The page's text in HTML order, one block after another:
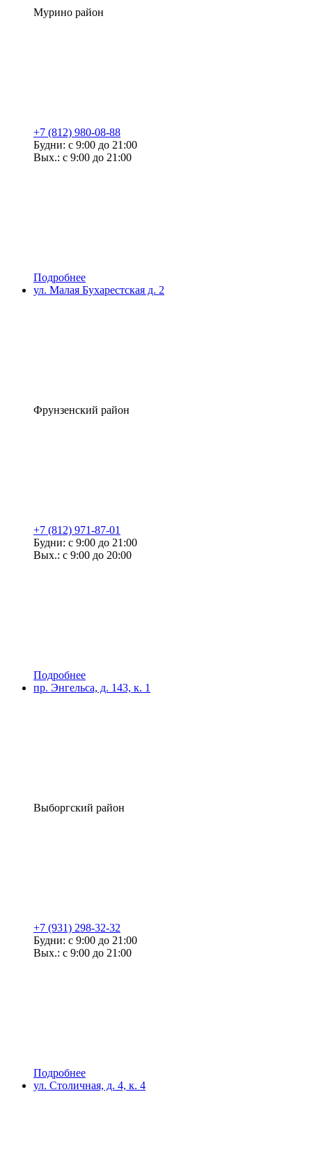
Мурино район
+7 (812) 980-08-88
Будни: с 9:00 до 21:00
Вых.: с 9:00 до 21:00
Подробнее
ул. Малая Бухарестская д. 2
Фрунзенский район
+7 (812) 971-87-01
Будни: с 9:00 до 21:00
Вых.: с 9:00 до 20:00
Подробнее
пр. Энгельса, д. 143, к. 1
Выборгский район
+7 (931) 298-32-32
Будни: с 9:00 до 21:00
Вых.: с 9:00 до 21:00
Подробнее
ул. Столичная, д. 4, к. 4